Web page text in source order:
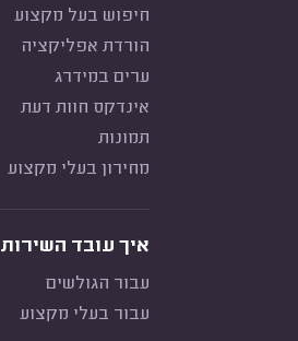
חיפוש בעל מקצוע
הורדת אפליקציה
ערים במידרג
אינדקס חוות דעת
תמונות
מחירון בעלי מקצוע
איך עובד השירות
עבור הגולשים
עבור בעלי מקצוע